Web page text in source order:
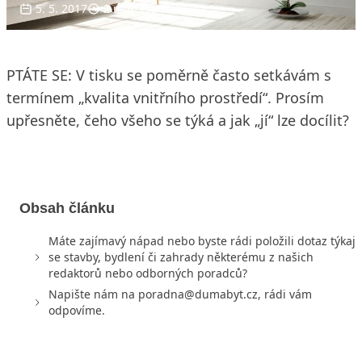
5. 5. 2017 2 min. čtení
PTÁTE SE: V tisku se poměrně často setkávám s
termínem „kvalita vnitřního prostředí“. Prosím
upřesněte, čeho všeho se týká a jak „jí“ lze docílit?
Obsah článku
Máte zajímavý nápad nebo byste rádi položili dotaz
se stavby, bydlení či zahrady některému z našich
redaktorů nebo odborných poradců?
Napište nám na poradna@dumabyt.cz, rádi vám
odpovíme.